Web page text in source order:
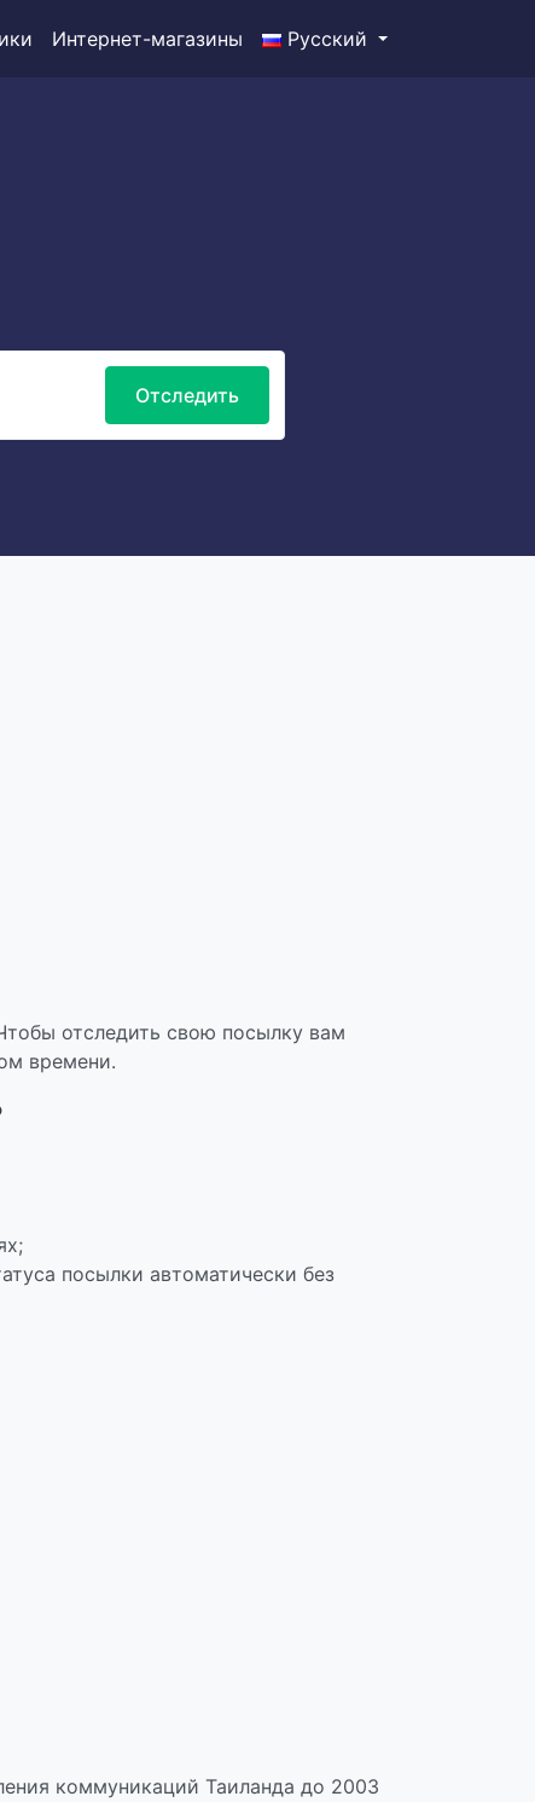
Интернет-магазины Русский
Отследить
отследить свою посылку вам
времени.
посылки автоматически без
коммуникаций Таиланда до 2003